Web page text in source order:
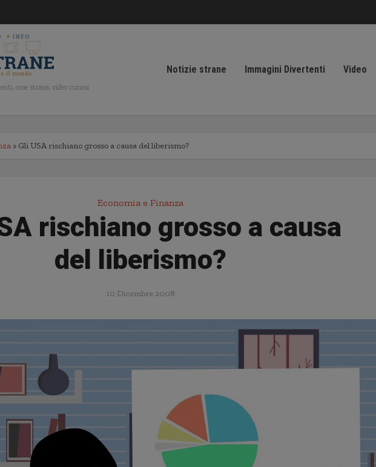
cose strane, video curiosi
Notizie strane Immagini Divertenti Video
» Gli USA rischiano grosso a causa del liberismo?
Economia e Finanza
rischiano grosso a causa
del liberismo?
10 Dicembre 2008